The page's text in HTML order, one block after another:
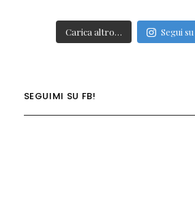
Carica altro… Segui
SEGUIMI SU FB!